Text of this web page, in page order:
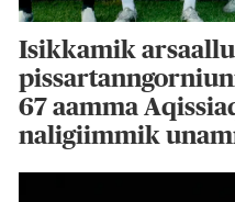
Isikkamik
67 aamma
naligiimmik